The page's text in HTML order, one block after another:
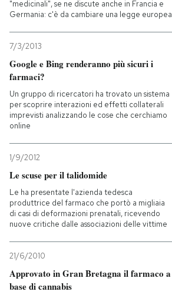
NEWSLETTER
I MIEI PREFERITI
SHOP
CALENDARIO
AREA PERSONALE
"medicinali", se ne discute anche in Francia e
Germania: c'è da cambiare una legge europea
7/3/2013
Google e Bing renderanno più sicuri i
farmaci?
Un gruppo di ricercatori ha trovato un sistema
per scoprire interazioni ed effetti collaterali
imprevisti analizzando le cose che cerchiamo
online
1/9/2012
Le scuse per il talidomide
Le ha presentate l'azienda tedesca
produttrice del farmaco che portò a migliaia
di casi di deformazioni prenatali, ricevendo
nuove critiche dalle associazioni delle vittime
21/6/2010
Approvato in Gran Bretagna il farmaco a
base di cannabis